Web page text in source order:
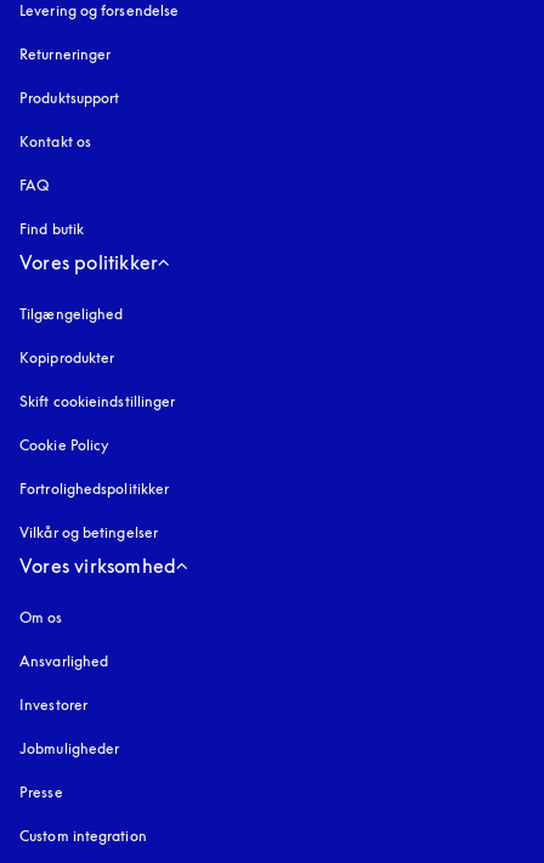
Levering og forsendelse
Returneringer
Produktsupport
Kontakt os
FAQ
Find butik
Vores politikker
Tilgængelighed
Kopiprodukter
Skift cookieindstillinger
Cookie Policy
Fortrolighedspolitikker
Vilkår og betingelser
Vores virksomhed
Om os
Ansvarlighed
Investorer
Jobmuligheder
Presse
Custom integration